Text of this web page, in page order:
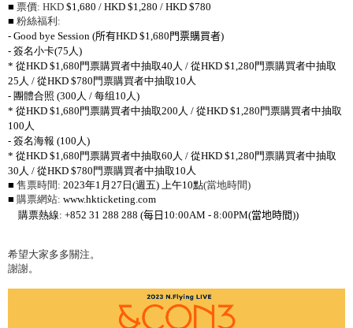
■ 票價: HKD $1,680 / HKD $1,280 / HKD $780
■ 粉絲福利 :
- Good bye Session (所有HKD $1,680 門票購買者)
- 簽名小卡(75 人)
* 從HKD $1,680 門票購買者中抽取40 人 / 從HKD $1,280 門票購買者中抽取
25 人 / 從HKD $780 門票購買者中抽取10人
- 團體合照 (300 人 / 每组 10 人)
* 從HKD $1,680 門票購買者中抽取200 人 / 從HKD $1,280 門票購買者中抽取
100 人
- 簽名海報 (100 人)
* 從HKD $1,680 門票購買者中抽取60 人 / 從HKD $1,280 門票購買者中抽取
30 人 / 從HKD $780 門票購買者中抽取10人
■ 售票時間 : 2023年1 月 27 日 (週五) 上午10點(當地時間)
■ 購票網站: www.hkticketing.com
購票熱線: +852 31 288 288 (每日 10:00AM - 8:00PM(當地時間))
希望大家多多關注。
謝謝。